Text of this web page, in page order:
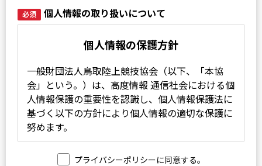
必須 個人情報の取り扱いについて
個人情報の保護方針
一般財団法人鳥取陸上競技協会（以下、「本協
会」という。）は、高度情報 通信社会における個
人情報保護の重要性を認識し、個人情報保護法に
基づく以下の方針により個人情報の適切な保護に
努めます。
1．個人情報の取得プライバシーポリシーに同意する。